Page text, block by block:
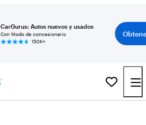
CarGurus: Autos nuevos y usados
Con Modo de concesionario
150K+